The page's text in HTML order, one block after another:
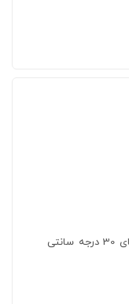
قابل شستشو در ماشین لباسشویی در دمای 30 درجه سانتی